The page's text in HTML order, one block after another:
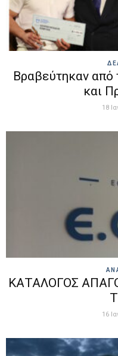
Βραβεύτηκαν από
και
18
ΚΑΤΑΛΟΓΟΣ
16